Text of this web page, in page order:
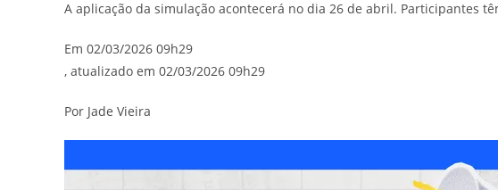
A aplicação da simulação acontecerá no dia 26 de abril. Participantes
Em 02/03/2026 09h29
, atualizado em 02/03/2026 09h29
Por Jade Vieira